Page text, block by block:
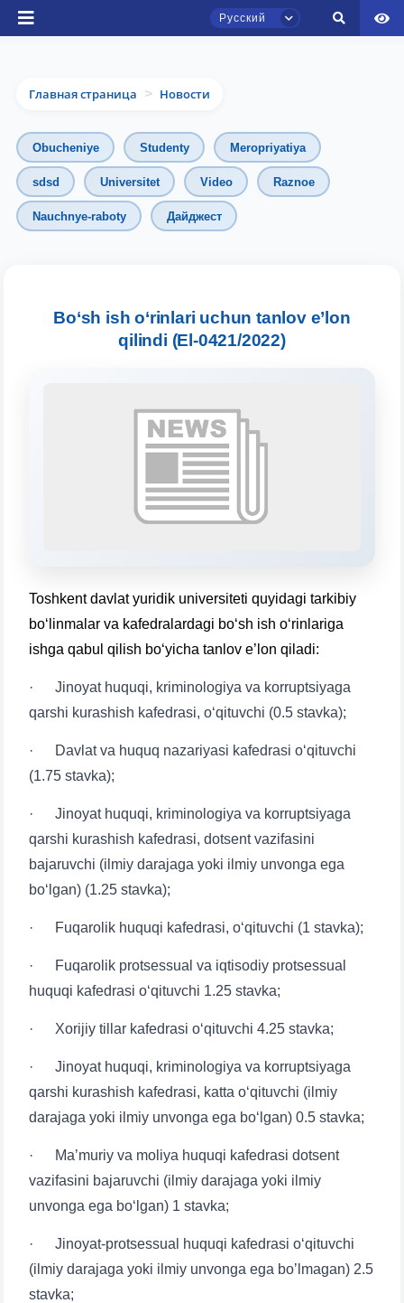
Русский
Главная страница > Новости
Obucheniye Studenty Meropriyatiya
sdsd Universitet Video Raznoe
Nauchnye-raboty Дайджест
Bo‘sh ish o‘rinlari uchun tanlov e’lon
qilindi (El-0421/2022)
Toshkent davlat yuridik universiteti quyidagi tarkibiy
bo‘linmalar va kafedralardagi bo‘sh ish o‘rinlariga
ishga qabul qilish bo‘yicha tanlov e’lon qiladi:
· Jinoyat huquqi, kriminologiya va korruptsiyaga
qarshi kurashish kafedrasi, o‘qituvchi (0.5 stavka);
· Davlat va huquq nazariyasi kafedrasi o‘qituvchi
(1.75 stavka);
· Jinoyat huquqi, kriminologiya va korruptsiyaga
qarshi kurashish kafedrasi, dotsent vazifasini
bajaruvchi (ilmiy darajaga yoki ilmiy unvonga ega
bo‘lgan) (1.25 stavka);
· Fuqarolik huquqi kafedrasi, o‘qituvchi (1 stavka);
· Fuqarolik protsessual va iqtisodiy protsessual
huquqi kafedrasi o‘qituvchi 1.25 stavka;
· Xorijiy tillar kafedrasi o‘qituvchi 4.25 stavka;
· Jinoyat huquqi, kriminologiya va korruptsiyaga
qarshi kurashish kafedrasi, katta o‘qituvchi (ilmiy
darajaga yoki ilmiy unvonga ega bo‘lgan) 0.5 stavka;
· Maʼmuriy va moliya huquqi kafedrasi dotsent
vazifasini bajaruvchi (ilmiy darajaga yoki ilmiy
unvonga ega bo‘lgan) 1 stavka;
· Jinoyat-protsessual huquqi kafedrasi o‘qituvchi
(ilmiy darajaga yoki ilmiy unvonga ega boʼlmagan) 2.5
stavka;
Чат приёмной комиссии ТГЮУ
приёмной комиссии ТГЮУ.
Выберите тему — затем появятся
конкретные вопросы:
1. Документы (бакалавр) (5)
3. Собеседование (бакалавр) (8)
8. Квота (бакалавриат) (1) 9. Квота (магистратура) (1)
✉️ Написать администратору